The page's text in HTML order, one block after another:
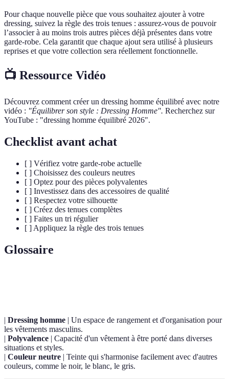
Pour chaque nouvelle pièce que vous souhaitez ajouter à votre
dressing, suivez la règle des trois tenues : assurez-vous de pouvoir
l’associer à au moins trois autres pièces déjà présentes dans votre
garde-robe. Cela garantit que chaque ajout sera utilisé à plusieurs
reprises et que votre collection sera réellement fonctionnelle.
📺 Ressource Vidéo
Découvrez comment créer un dressing homme équilibré avec notre
vidéo : "Équilibrer son style : Dressing Homme". Recherchez sur
YouTube : "dressing homme équilibré 2026".
Checklist avant achat
[ ] Vérifiez votre garde-robe actuelle
[ ] Choisissez des couleurs neutres
[ ] Optez pour des pièces polyvalentes
[ ] Investissez dans des accessoires de qualité
[ ] Respectez votre silhouette
[ ] Créez des tenues complètes
[ ] Faites un tri régulier
[ ] Appliquez la règle des trois tenues
Glossaire
| Dressing homme | Un espace de rangement et d'organisation pour
les vêtements masculins.
| Polyvalence | Capacité d'un vêtement à être porté dans diverses
situations et styles.
| Couleur neutre | Teinte qui s'harmonise facilement avec d'autres
couleurs, comme le noir, le blanc, le gris.